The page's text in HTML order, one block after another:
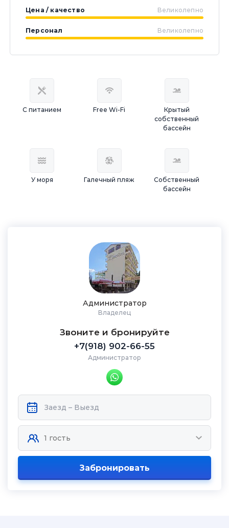
Цена / качество Великолепно
Персонал Великолепно
С питанием Free Wi-Fi
Крытый
собственный
бассейн
У моря Галечный пляж
Собственный
бассейн
Администратор
Владелец
Звоните и бронируйте
+7(918) 902-66-55
Администратор
Забронировать